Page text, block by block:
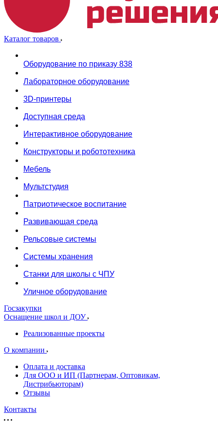
Каталог товаров
Оборудование по приказу 838
Лабораторное оборудование
3D-принтеры
Доступная среда
Интерактивное оборудование
Конструкторы и робототехника
Мебель
Мультстудия
Патриотическое воспитание
Развивающая среда
Рельсовые системы
Системы хранения
Станки для школы с ЧПУ
Уличное оборудование
Госзакупки
Оснащение школ и ДОУ
Реализованные проекты
О компании
Оплата и доставка
Для ООО и ИП (Партнерам, Оптовикам,
Дистрибьюторам)
Отзывы
Контакты